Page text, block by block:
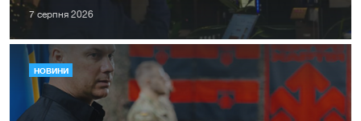
7 серпня 2026
НОВИНИ